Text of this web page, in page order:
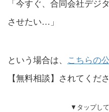
「今すぐ、合同会社デジ
させたい…」
という場合は、 こちらの
【無料相談】されてくださ
▼タップし